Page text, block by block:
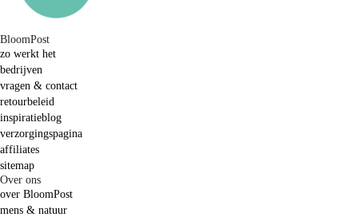
BloomPost
zo werkt het
bedrijven
vragen & contact
retourbeleid
inspiratieblog
verzorgingspagina
affiliates
sitemap
Over ons
over BloomPost
mens & natuur